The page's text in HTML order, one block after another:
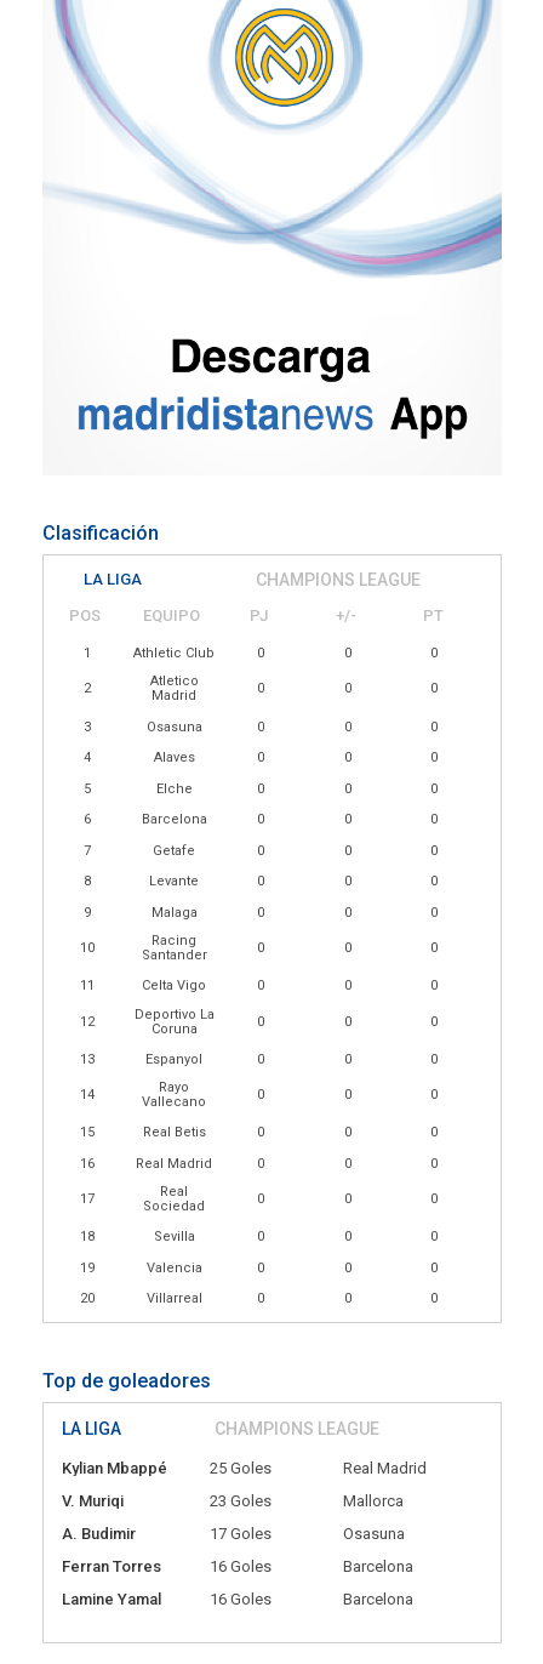
Clasificación
LA LIGA CHAMPIONS LEAGUE
POS EQUIPO PJ +/- PT
1 Athletic Club 0 0 0
2
Atletico
Madrid
0 0 0
3 Osasuna 0 0
0
4
Alaves 0 0
0
5
Elche 0 0
0
6
Barcelona 0 0
0
7
Getafe 0 0
0
8
Levante 0 0
0
9
Malaga 0 0 0
10
Racing
Santander
0 0 0
11 Celta Vigo 0 0 0
12
Deportivo La
Coruna
0 0 0
13 Espanyol 0 0 0
14
Rayo
Vallecano
0 0 0
15 Real Betis 0 0
0
16
Real Madrid 0 0 0
17
Real
Sociedad
0 0 0
18 Sevilla 0 0
0
19
Valencia 0 0
0
20
Villarreal 0 0 0
Top de goleadores
LA LIGA CHAMPIONS LEAGUE
Kylian Mbappé 25 Goles
Real Madrid
V. Muriqi
23 Goles
Mallorca
A. Budimir
17 Goles
Osasuna
Ferran Torres
16 Goles
Barcelona
Lamine Yamal
16 Goles Barcelona